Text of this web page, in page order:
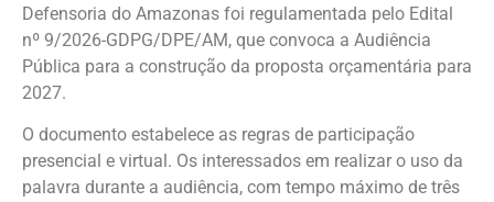
Defensoria do Amazonas foi regulamentada pelo Edital
nº 9/2026-GDPG/DPE/AM, que convoca a Audiência
Pública para a construção da proposta orçamentária para
2027.
O documento estabelece as regras de participação
presencial e virtual. Os interessados em realizar o uso da
palavra durante a audiência, com tempo máximo de três